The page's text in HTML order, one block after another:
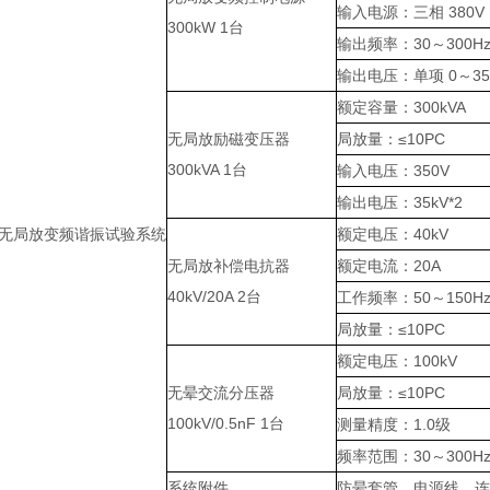
局放变频谐振试验系统
300kW 1台
输入电源：三相 380V
输出频率：30～300Hz
输出电压：单项 0～
无局放励磁变压器
300kVA 1台
额定容量：300kVA
局放量：≤10PC
输入电压：350V
输出电压：35kV*2
无局放补偿电抗器
40kV/20A 2台
额定电压：40kV
额定电流：20A
工作频率：50～150Hz
局放量：≤10PC
无晕交流分压器
100kV/0.5nF 1台
额定电压：100kV
局放量：≤10PC
测量精度：1.0级
频率范围：30～300Hz